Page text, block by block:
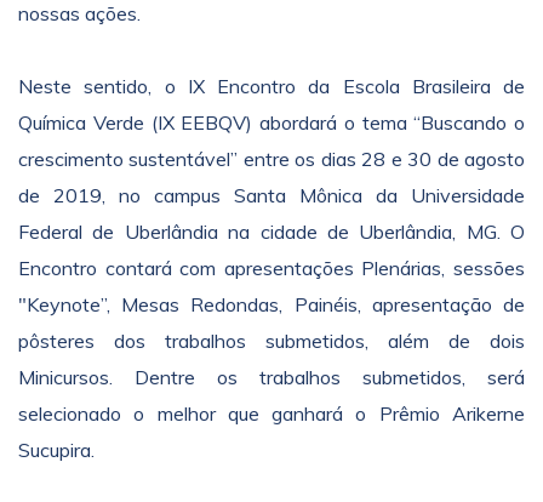
nossas ações.
Neste sentido, o IX Encontro da Escola Brasileira de
Química Verde (IX EEBQV) abordará o tema “Buscando o
crescimento sustentável” entre os dias 28 e 30 de agosto
de 2019, no campus Santa Mônica da Universidade
Federal de Uberlândia na cidade de Uberlândia, MG. O
Encontro contará com apresentações Plenárias, sessões
"Keynote”, Mesas Redondas, Painéis, apresentação de
pôsteres dos trabalhos submetidos, além de dois
Minicursos. Dentre os trabalhos submetidos, será
selecionado o melhor que ganhará o Prêmio Arikerne
Sucupira.